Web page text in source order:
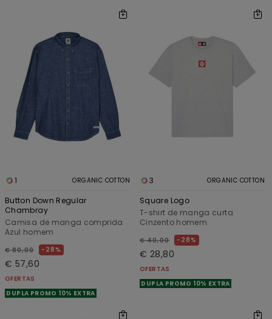
1 ORGANIC COTTON
Button Down Regular
Chambray
Camisa de manga comprida
Azul homem
€ 80,00 28%
€ 57,60
OFERTAS
DUPLA PROMO 10% EXTRA
3 ORGANIC COTTON
Square Logo
T-shirt de manga curta
Cinzento homem
€ 40,00 28%
€ 28,80
OFERTAS
DUPLA PROMO 10% EXTRA